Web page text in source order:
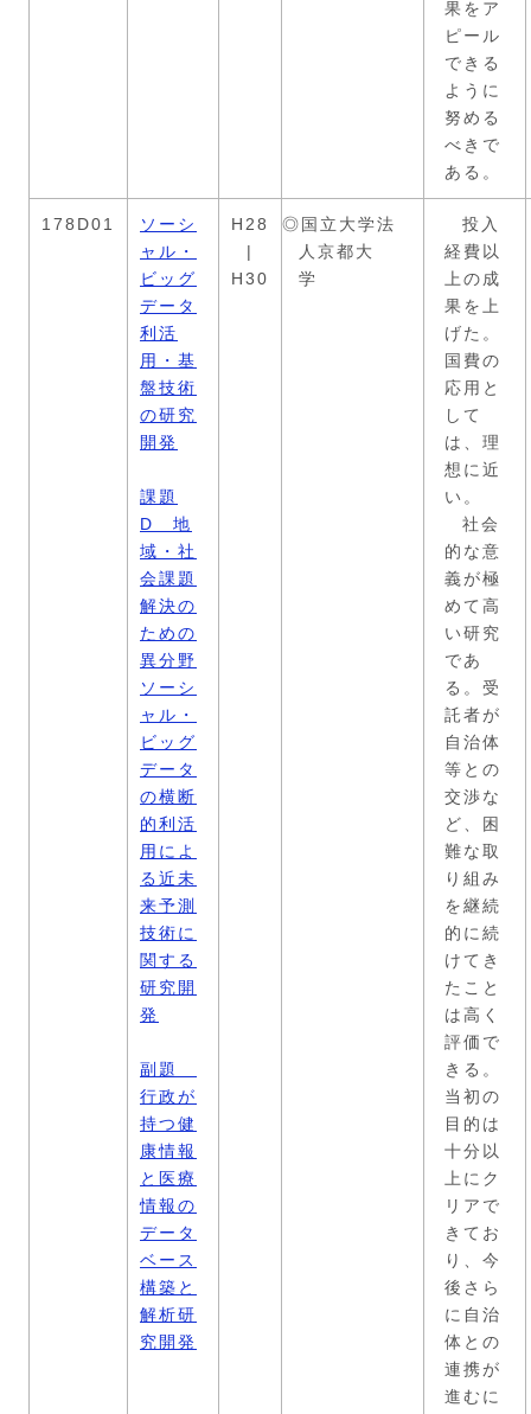
果をア
ピール
できる
ように
努める
べきで
ある。
178D01
ソーシ
ャル・
ビッグ
データ
利活
用・基
盤技術
の研究
開発
課題
D 地
域・社
会課題
解決の
ための
異分野
ソーシ
ャル・
ビッグ
データ
の横断
的利活
用によ
る近未
来予測
技術に
関する
研究開
発
副題
行政が
持つ健
康情報
と医療
情報の
データ
ベース
構築と
解析研
究開発
H28
|
H30
◎国立大学法
人京都大
学
投入
経費以
上の成
果を上
げた。
国費の
応用と
して
は、理
想に近
い。
社会
的な意
義が極
めて高
い研究
であ
る。受
託者が
自治体
等との
交渉な
ど、困
難な取
り組み
を継続
的に続
けてき
たこと
は高く
評価で
きる。
当初の
目的は
十分以
上にク
リアで
きてお
り、今
後さら
に自治
体との
連携が
進むに